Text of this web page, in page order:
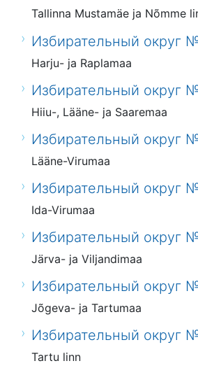
Tallinna Mustamäe ja Nõmme
Избирательный округ
Harju- ja Raplamaa
Избирательный округ
Hiiu-, Lääne- ja Saaremaa
Избирательный округ
Lääne-Virumaa
Избирательный округ
Ida-Virumaa
Избирательный округ
Järva- ja Viljandimaa
Избирательный округ
Jõgeva- ja Tartumaa
Избирательный округ
Tartu linn